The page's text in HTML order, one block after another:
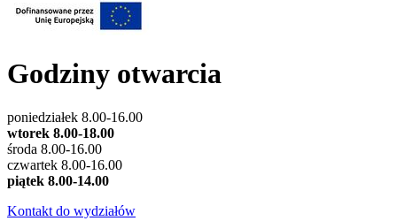
Godziny otwarcia
poniedziałek 8.00-16.00
wtorek 8.00-18.00
środa 8.00-16.00
czwartek 8.00-16.00
piątek 8.00-14.00
Kontakt do wydziałów